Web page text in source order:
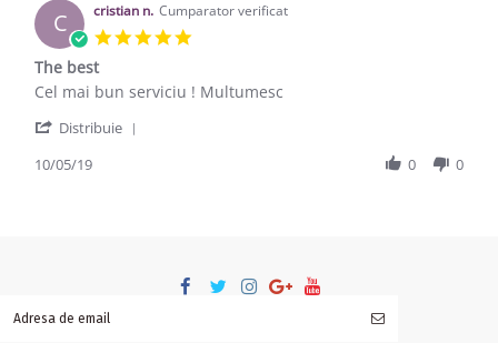
C cristian n. Cumparator verificat
The best
Review by cristian n. on 10 May 2019
review stating The best
Cel mai bun serviciu ! Multumesc
Distribuie
10/05/19 0 0